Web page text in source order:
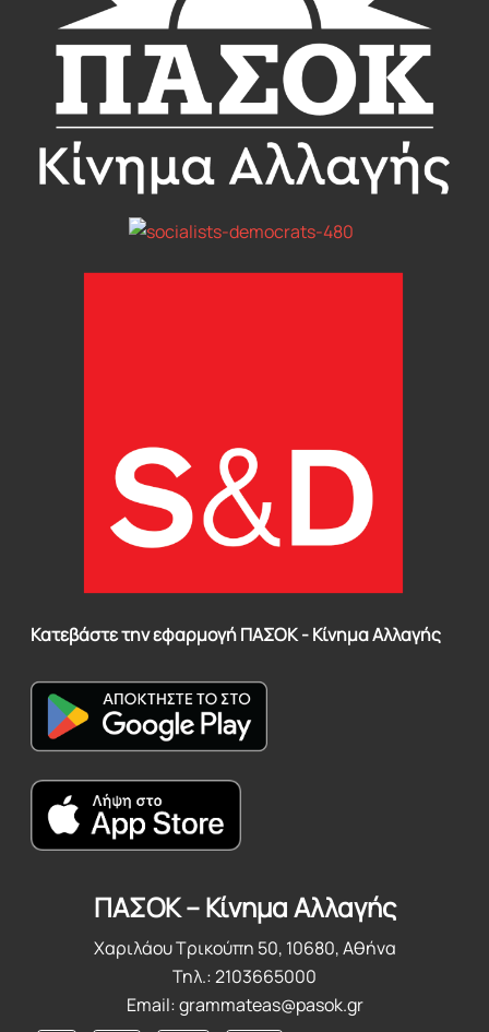
Κατεβάστε την εφαρμογή ΠΑΣΟΚ - Κίνημα Αλλαγής
ΠΑΣΟΚ – Κίνημα Αλλαγής
Χαριλάου Τρικούπη 50, 10680, Αθήνα
Τηλ.: 2103665000
Email:grammateas@pasok.gr